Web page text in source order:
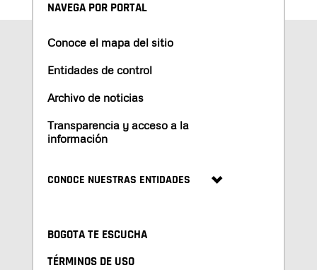
NAVEGA POR PORTAL
Conoce el mapa del sitio
Entidades de control
Archivo de noticias
Transparencia y acceso a la
información
CONOCE NUESTRAS ENTIDADES
BOGOTA TE ESCUCHA
TÉRMINOS DE USO